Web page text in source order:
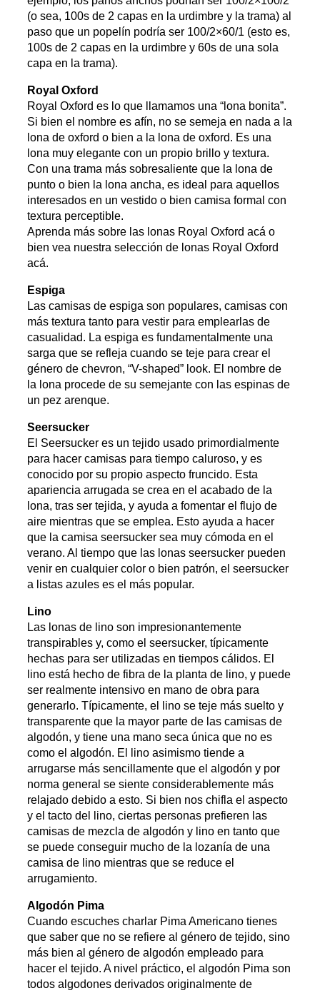
(o sea, 100s de 2 capas en la urdimbre y la trama) al
paso que un popelín podría ser 100/2×60/1 (esto es,
100s de 2 capas en la urdimbre y 60s de una sola
capa en la trama).
Royal Oxford
Royal Oxford es lo que llamamos una “lona bonita”.
Si bien el nombre es afín, no se semeja en nada a la
lona de oxford o bien a la lona de oxford. Es una
lona muy elegante con un propio brillo y textura.
Con una trama más sobresaliente que la lona de
punto o bien la lona ancha, es ideal para aquellos
interesados en un vestido o bien camisa formal con
textura perceptible.
Aprenda más sobre las lonas Royal Oxford acá o
bien vea nuestra selección de lonas Royal Oxford
acá.
Espiga
Las camisas de espiga son populares, camisas con
más textura tanto para vestir para emplearlas de
casualidad. La espiga es fundamentalmente una
sarga que se refleja cuando se teje para crear el
género de chevron, “V-shaped” look. El nombre de
la lona procede de su semejante con las espinas de
un pez arenque.
Seersucker
El Seersucker es un tejido usado primordialmente
para hacer camisas para tiempo caluroso, y es
conocido por su propio aspecto fruncido. Esta
apariencia arrugada se crea en el acabado de la
lona, tras ser tejida, y ayuda a fomentar el flujo de
aire mientras que se emplea. Esto ayuda a hacer
que la camisa seersucker sea muy cómoda en el
verano. Al tiempo que las lonas seersucker pueden
venir en cualquier color o bien patrón, el seersucker
a listas azules es el más popular.
Lino
Las lonas de lino son impresionantemente
transpirables y, como el seersucker, típicamente
hechas para ser utilizadas en tiempos cálidos. El
lino está hecho de fibra de la planta de lino, y puede
ser realmente intensivo en mano de obra para
generarlo. Típicamente, el lino se teje más suelto y
transparente que la mayor parte de las camisas de
algodón, y tiene una mano seca única que no es
como el algodón. El lino asimismo tiende a
arrugarse más sencillamente que el algodón y por
norma general se siente considerablemente más
relajado debido a esto. Si bien nos chifla el aspecto
y el tacto del lino, ciertas personas prefieren las
camisas de mezcla de algodón y lino en tanto que
se puede conseguir mucho de la lozanía de una
camisa de lino mientras que se reduce el
arrugamiento.
Algodón Pima
Cuando escuches charlar Pima Americano tienes
que saber que no se refiere al género de tejido, sino
más bien al género de algodón empleado para
hacer el tejido. A nivel práctico, el algodón Pima son
todos algodones derivados originalmente de